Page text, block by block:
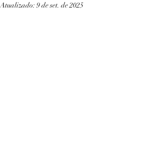
Atualizado:9 de set. de 2025